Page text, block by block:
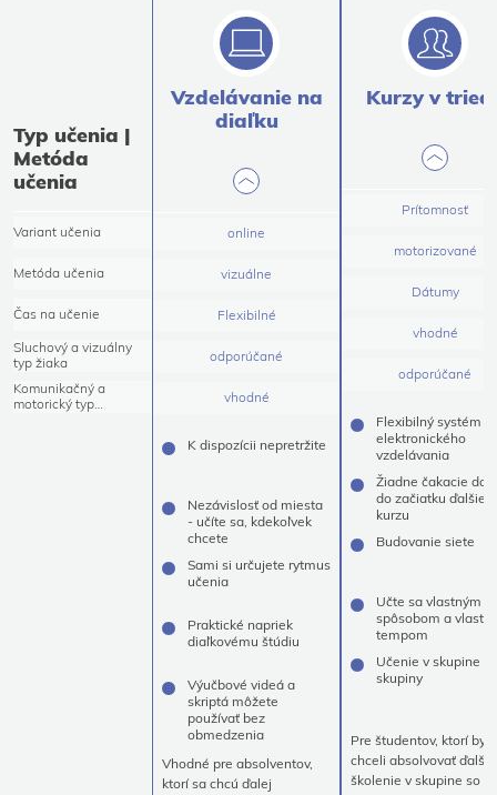
Typ učenia |
Metóda
učenia
Variant učenia
Metóda učenia
Čas na učenie
Sluchový a vizuálny
typ žiaka
Komunikačný a
motorický typ
Vzdelávanie na
diaľku
online
vizuálne
Flexibilné
odporúčané
vhodné
K dispozícii nepretržite
Nezávislosť od miesta
- učíte sa, kdekoľvek
chcete
Sami si určujete rytmus
učenia
Praktické napriek
diaľkovému štúdiu
Výučbové videá a
skriptá môžete
používať bez
obmedzenia
Vhodné pre absolventov,
ktorí sa chcú ďalej
Kurzy v
Prítomnosť
motorizované
Dátumy
vhodné
odporúčané
Flexibilný systém
elektronického
vzdelávania
Žiadne čakacie
do začiatku
kurzu
Budovanie siete
Učte sa vlastným
spôsobom a
tempom
Učenie v skupine a
skupiny
Pre študentov, ktorí by
chceli absolvovať ďalšie
školenie v skupine so